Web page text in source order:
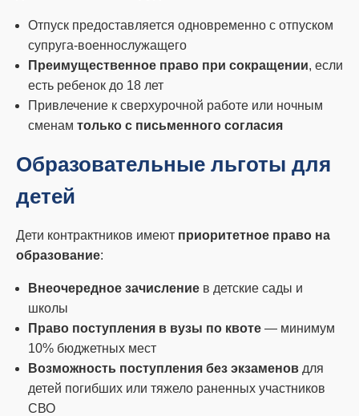
Отпуск предоставляется одновременно с отпуском
супруга-военнослужащего
Преимущественное право при сокращении, если
есть ребенок до 18 лет
Привлечение к сверхурочной работе или ночным
сменам только с письменного согласия
Образовательные льготы для
детей
Дети контрактников имеют приоритетное право на
образование:
Внеочередное зачисление в детские сады и
школы
Право поступления в вузы по квоте — минимум
10% бюджетных мест
Возможность поступления без экзаменов для
детей погибших или тяжело раненных участников
СВО